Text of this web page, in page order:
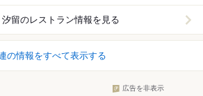
汐留のレストラン情報を見る
の情報をすべて表示する
広告を非表示